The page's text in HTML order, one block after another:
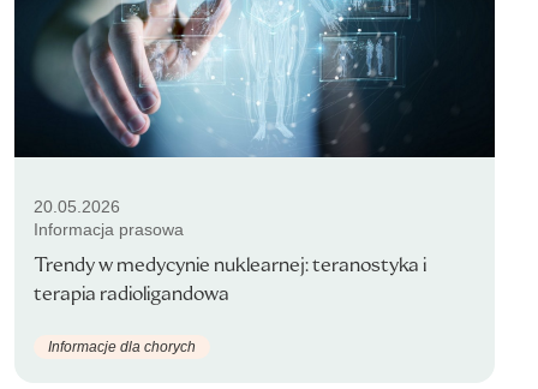
20.05.2026
Informacja prasowa
Trendy w medycynie nuklearnej: teranostyka i
terapia radioligandowa
Informacje dla chorych